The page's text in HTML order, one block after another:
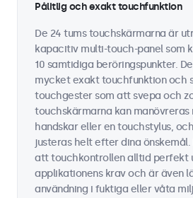
Pålitlig och exakt touchfunktion
De 24 tums touchskärmarna är
kapacitiv multi-touch-panel som
10 samtidiga beröringspunkter.
mycket exakt touchfunktion och
touchgester som att svepa och
touchskärmarna kan manövreras
handskar eller en touchstylus,
justeras helt efter dina
att touchkontrollen alltid perfekt
applikationens krav och är även
användning i fuktiga eller våta